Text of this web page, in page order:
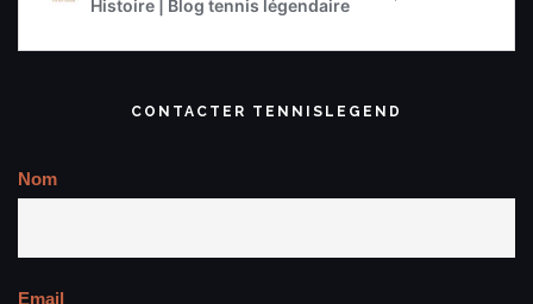
CONTACTER TENNISLEGEND
Nom
Email